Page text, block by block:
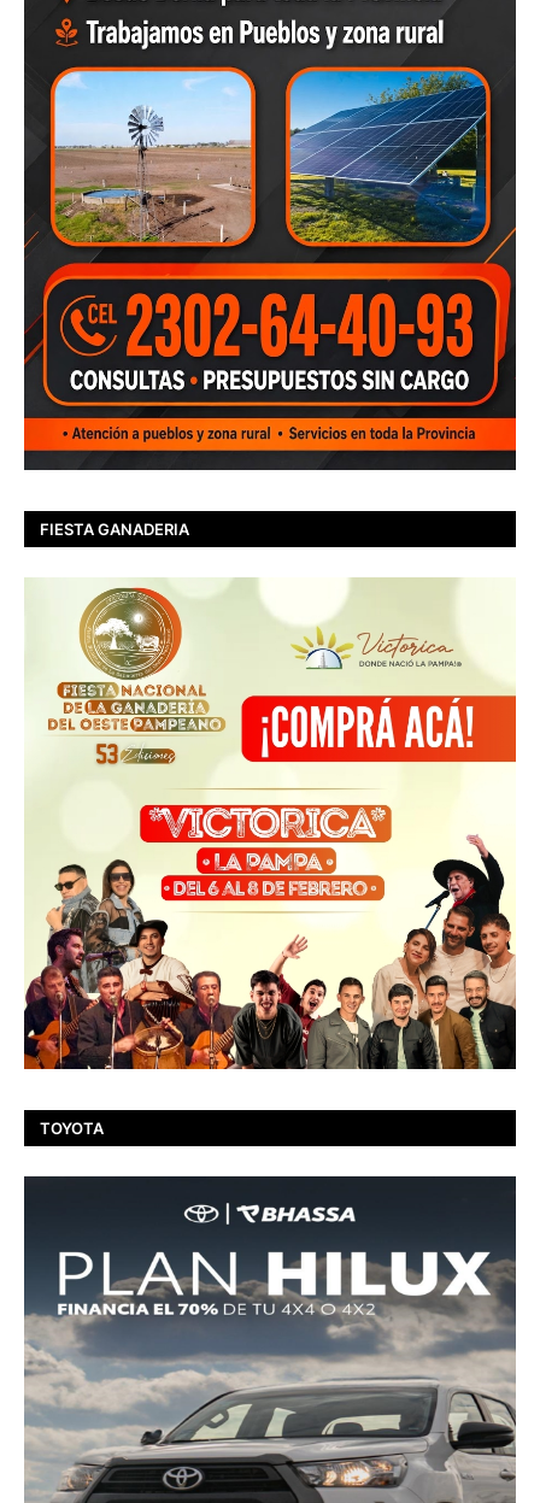
FIESTA GANADERIA
TOYOTA